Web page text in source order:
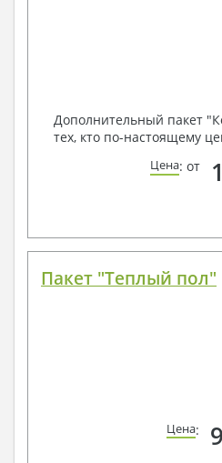
Дополнительный пакет
тех, кто по-настоящему
Цена: от
Пакет "Теплый пол"
Цена: